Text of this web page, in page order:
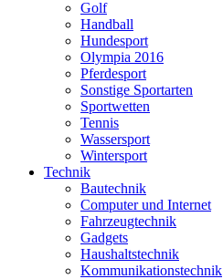
Golf
Handball
Hundesport
Olympia 2016
Pferdesport
Sonstige Sportarten
Sportwetten
Tennis
Wassersport
Wintersport
Technik
Bautechnik
Computer und Internet
Fahrzeugtechnik
Gadgets
Haushaltstechnik
Kommunikationstechnik